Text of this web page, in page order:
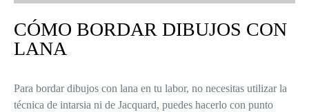
CÓMO BORDAR DIBUJOS CON
LANA
Para bordar dibujos con lana en tu labor, no necesitas utilizar la
técnica de intarsia ni de Jacquard, puedes hacerlo con punto